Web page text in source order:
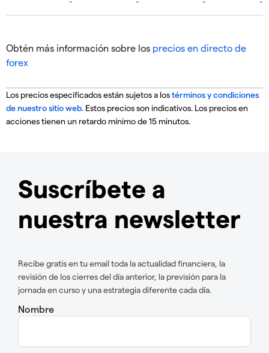
Obtén más información sobre los precios en directo de
forex
Los precios especificados están sujetos a lostérminos y condiciones
de nuestro sitio web. Estos precios son indicativos. Los precios en
acciones tienen un retardo mínimo de 15 minutos.
Suscríbete a
nuestra newsletter
Recibe gratis en tu email toda la actualidad financiera, la
revisión de los cierres del día anterior, la previsión para la
jornada en curso y una estrategia diferente cada día.
Nombre